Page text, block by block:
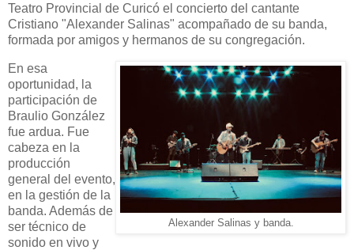
Teatro Provincial de Curicó el concierto del cantante
Cristiano "Alexander Salinas" acompañado de su banda,
formada por amigos y hermanos de su congregación.
Alexander Salinas y banda.
En esa
oportunidad, la
participación de
Braulio González
fue ardua. Fue
cabeza en la
producción
general del evento,
en la gestión de la
banda. Además de
ser técnico de
sonido en vivo y